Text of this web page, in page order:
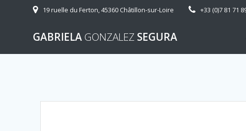
19 ruelle du Ferton, 45360 Châtillon-sur-Loire +33 (0)7 81 71
GABRIELA GONZALEZ SEGURA